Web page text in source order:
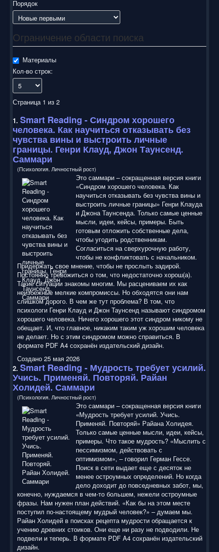
Вам электронные книги бесплатно и без регистрации введя
автора, название книги или имя полюбившегося героя в
строку поиска. На нашем сайте для ознакомления можно
бесплатноскачатькнигив электронных форматах fb2,
epub, pdf, rtf, txt, читать онлайн или купить лицензионные
пополняется. Надеюсь, Вы станете нашим постоянным
посетителем.
Порядок
Ограничение области поиска
Материалы
Кол-во строк:
Страница 1 из 2
1. Smart Reading - Синдром хорошего
человека. Как научиться отказывать без
чувства вины и выстроить личные
границы. Генри Клауд, Джон Таунсенд.
Саммари
(Психология. Личностный рост)
Это саммари – сокращенная версия книги
«Синдром хорошего человека. Как
научиться отказывать без чувства вины и
выстроить личные границы» Генри Клауда
и Джона Таунсенда. Только самые ценные
мысли, идеи, кейсы, примеры. Быть
готовым отложить собственные дела,
чтобы угодить родственникам.
Согласиться на сверхурочную работу,
чтобы не конфликтовать с начальником.
Придержать свое мнение, чтобы не прослыть задирой.
Постоянно тревожиться о том, что недостаточно хорош(а).
Такие ситуации знакомы многим. Мы расцениваем их как
неизбежные мелкие компромиссы. Но обходятся они нам
слишком дорого. В чем же тут проблема? В том, что
психологи Генри Клауд и Джон Таунсенд называют синдромом
хорошего человека. Ничего хорошего этот синдром никому не
обещает. И, что главное, никаким таким уж хорошим человека
не делает. Но с этим синдромом можно справиться. В
формате PDF A4 сохранён издательский дизайн.
Создано 25 мая 2026
2. Smart Reading - Мудрость требует усилий.
Учись. Применяй. Повторяй. Райан
Холидей. Саммари
(Психология. Личностный рост)
Это саммари – сокращенная версия книги
«Мудрость требует усилий. Учись.
Применяй. Повторяй» Райана Холидея.
Только самые ценные мысли, идеи, кейсы,
примеры. Что такое мудрость? «Мыслить с
пессимизмом, действовать с
оптимизмом», – говорил Герман Гессе.
Поиск в сети выдает еще с десяток не
менее остроумных определений. Но когда
дело доходит до повседневных забот, мы,
конечно, нуждаемся в чем-то большем, нежели остроумные
фразы. Нам нужен план действий. «Как бы на этом месте
поступил по-настоящему мудрый человек?» – думаем мы.
Райан Холидей в поисках рецепта мудрости обращается к
учению древних стоиков. Они еще ни разу не подводили. Не
подвели и теперь. В формате PDF A4 сохранён издательский
дизайн.